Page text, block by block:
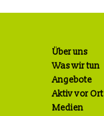
Über uns
Was wir tun
Angebote
Aktiv vor Ort
Medien